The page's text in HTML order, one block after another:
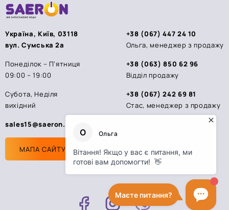
Україна, Київ, 03118
вул. Сумська 2а
Понеділок – П’ятниця
09:00 – 19:00
Субота, Неділя
вихідний
sales15@saeron.ua
МАПА САЙТУ
+38 (067) 447 24 10
Ольга, менеджер з продажу
+38 (063) 850 62 96
Відділ продажу
+38 (067) 242 69 81
Стас, менеджер з продажу